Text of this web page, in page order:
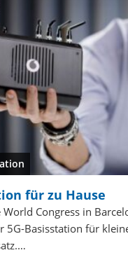
für zu Hause
Congress in
5G-Basisstation für